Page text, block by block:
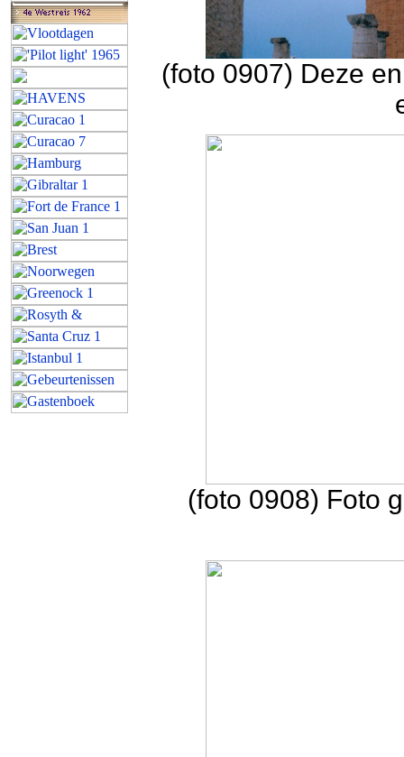
(foto 0907) Deze
(foto 0908) Foto